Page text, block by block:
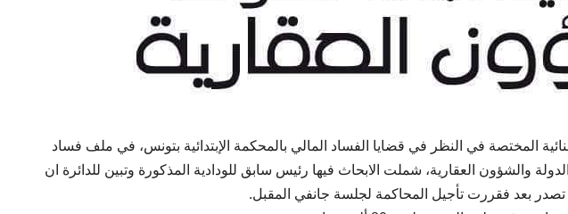
المختصة في النظر في قضايا الفساد المالي بالمحكمة الإبتدائية بتونس، في ملف فساد
والشؤون العقارية، شملت الابحاث فيها رئيس سابق للودادية المذكورة وتبين للدائرة ان
تصدر بعد فقررت تأجيل المحاكمة لجلسة جانفي المقبل.